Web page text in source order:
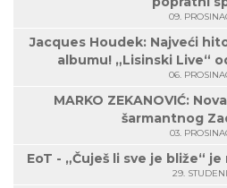
09.
Jacques Houdek: Najveći
albumu! „Lisinski Live“
06.
MARKO ZEKANOVIĆ:
šarmantnog
03.
EoT - „Čuješ li sve je bliže“
29. STUDENI